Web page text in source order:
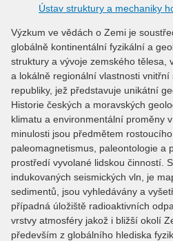
Ústav struktury a mechaniky
Výzkum ve vědách o Zemi je
globálně kontinentální fyzikální a
struktury a vývoje zemského tělesa,
a lokálně regionální vlastnosti
republiky, jež představuje unikátní
Historie českých a moravských
klimatu a environmentální proměny
minulosti jsou předmětem
paleomagnetismus, paleontologie a
prostředí vyvolané lidskou činností.
indukovaných seismických vln, je
sedimentů, jsou vyhledávány a
případná úložiště radioaktivních
vrstvy atmosféry jakož i bližší okolí
především z globálního hlediska